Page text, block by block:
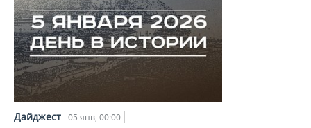
Дайджест 05 янв, 00:00